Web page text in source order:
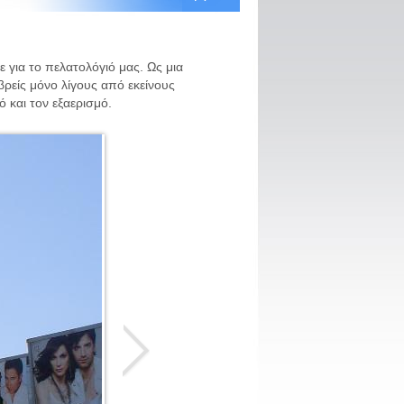
το πελατολόγιό μας. Ως μια
μόνο λίγους από εκείνους
τον εξαερισμό.